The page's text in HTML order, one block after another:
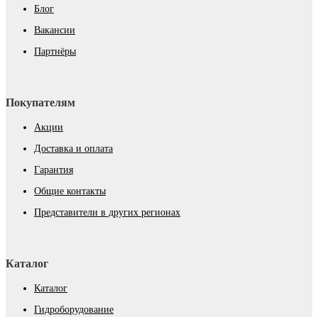
Блог
Вакансии
Партнёры
Покупателям
Акции
Доставка и оплата
Гарантия
Общие контакты
Представители в других регионах
Каталог
Каталог
Гидроборудование